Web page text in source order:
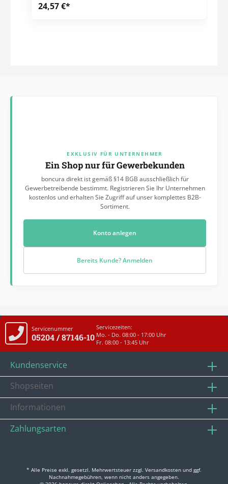
24,57 €*
EXKLUSIV FÜR UNTERNEHMER
Ein Shop nur für Gewerbekunden
boncura direkt ist gemäß §14 BGB ausschließlich für
Gewerbetreibende bestimmt. Registrieren Sie Ihr Unternehmen
kostenlos und erhalten Sie Zugriff auf unser komplettes B2B-
Sortiment.
Konto anlegen
Bereits Kunde? Anmelden
Servicenummer
05204 / 87146-10
Servicezeiten:
Mo. - Do. 08:00 - 17:00 Uhr
Fr. 08:00 - 13:45 Uhr
Kundenservice
Shopseiten
Informationen
Zahlungsarten
* Alle Preise exkl. gesetzl. Mehrwertsteuer zzgl. Versandkosten und ggf.
Nachnahmegebühren, wenn nicht anders angegeben.